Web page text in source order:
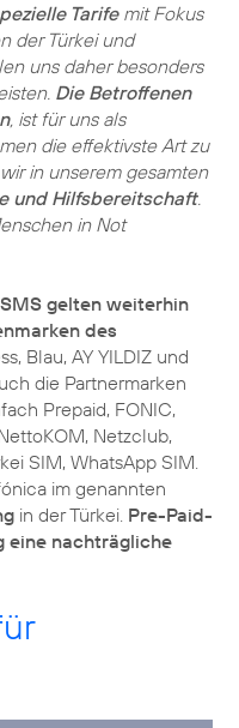
Tarifemit Fokus
der Türkei und
uns daher besonders
Die Betroffenen
, ist für uns als
die effektivste Art zu
in unserem gesamten
und Hilfsbereitschaft.
in Not
gelten weiterhin
des
Blau, AY YILDIZ und
die Partnermarken
Prepaid, FONIC,
Netzclub,
SIM, WhatsApp SIM.
im genannten
in der Türkei. Pre-Paid-
eine nachträgliche